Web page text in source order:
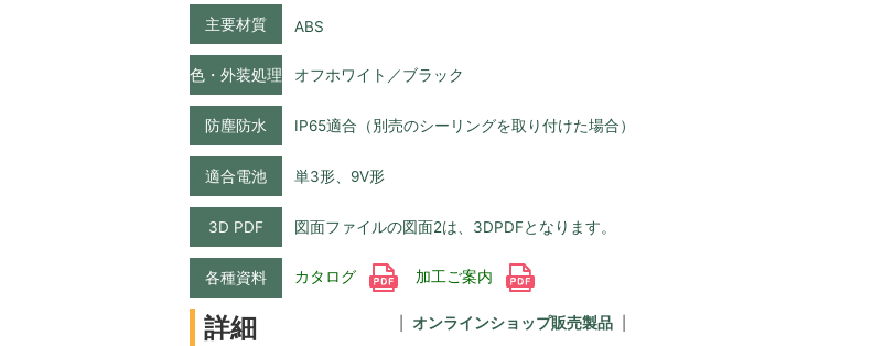
主要材質 ABS
色・外装処理 オフホワイト／ブラック
防塵防水 IP65適合（別売のシーリングを取り付けた場合）
適合電池 単3形、9V形
3D PDF 図面ファイルの図面2は、3DPDFとなります。
各種資料 カタログ 加工ご案内
詳細 オンラインショップ販売製品